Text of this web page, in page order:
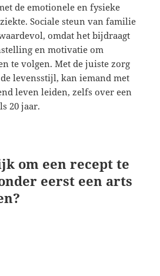
de emotionele en fysieke
Sociale steun van familie
omdat het bijdraagt
en motivatie om
te volgen. Met de juiste zorg
levensstijl, kan iemand met
leven leiden, zelfs over een
20 jaar.
om een recept te
eerst een arts